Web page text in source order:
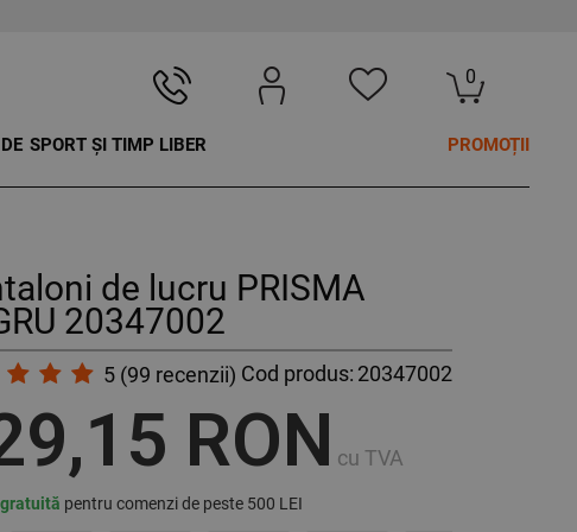
0
SPORT ȘI TIMP LIBER PROMOȚII
de lucru PRISMA
20347002
5 (99 recenzii) Cod produs: 20347002
RON cu TVA
pentru comenzi de peste 500 LEI